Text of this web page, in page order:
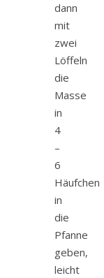
dann
mit
zwei
Löffeln
die
Masse
in
4
–
6
Häufchen
in
die
Pfanne
geben,
leicht